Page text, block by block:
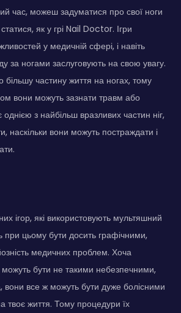
час, можеш задуматися про свої ноги
як у грі Nail Doctor. Ігри
у медичній сфері, і навіть
за ногами заслуговують на свою увагу.
частину життя на ногах, тому
вони можуть зазнати травм або
однією з найбільш вразливих частин ніг,
наскільки вони можуть постраждати і
ігор, які використовують мультяшний
при цьому бути досить графічними,
медичних проблем. Хоча
бути не такими небезпечними,
вони все ж можуть бути дуже болісними
твоє життя. Тому процедури їх